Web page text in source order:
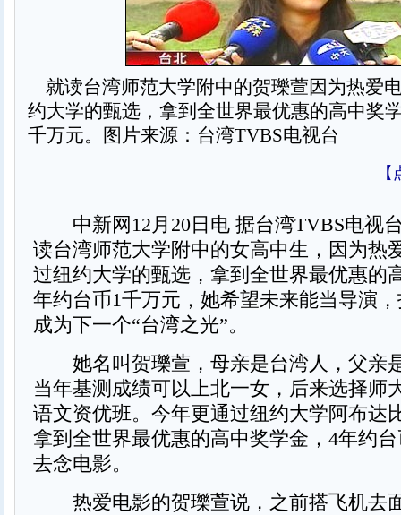
就读台湾师范大学附中的贺瓅萱因为热爱
约大学的甄选，拿到全世界最优惠的高中奖
千万元。图片来源：台湾TVBS电视台
中新网12月20日电 据台湾TVBS电视
读台湾师范大学附中的女高中生，因为热
过纽约大学的甄选，拿到全世界最优惠的
年约台币1千万元，她希望未来能当导演
成为下一个“台湾之光”。
她名叫贺瓅萱，母亲是台湾人，父亲
当年基测成绩可以上北一女，后来选择师
语文资优班。今年更通过纽约大学阿布达
拿到全世界最优惠的高中奖学金，4年约
去念电影。
热爱电影的贺瓅萱说，之前搭飞机去